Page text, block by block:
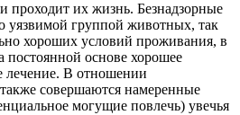
проходит их жизнь. Безнадзорные
уязвимой группой животных, так
хороших условий проживания, в
постоянной основе хорошее
лечение. В отношении
совершаются намеренные
могущие повлечь) увечья